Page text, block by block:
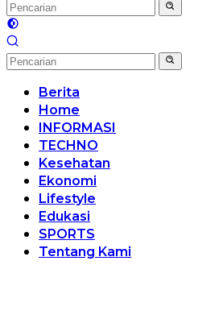
Berita
Home
INFORMASI
TECHNO
Kesehatan
Ekonomi
Lifestyle
Edukasi
SPORTS
Tentang Kami